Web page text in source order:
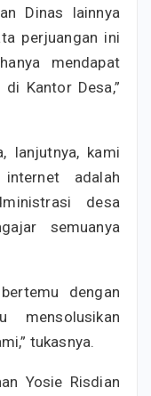
Dinas lainnya
perjuangan ini
mendapat
Kantor Desa,”
lanjutnya, kami
adalah
desa
semuanya
dengan
mensolusikan
tukasnya.
Yosie Risdian